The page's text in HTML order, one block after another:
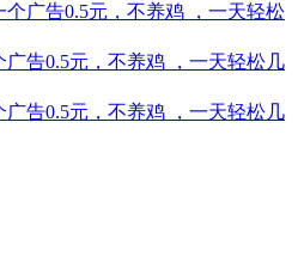
告0.5元，不养鸡 ，一天轻松几
告0.5元，不养鸡 ，一天轻松几